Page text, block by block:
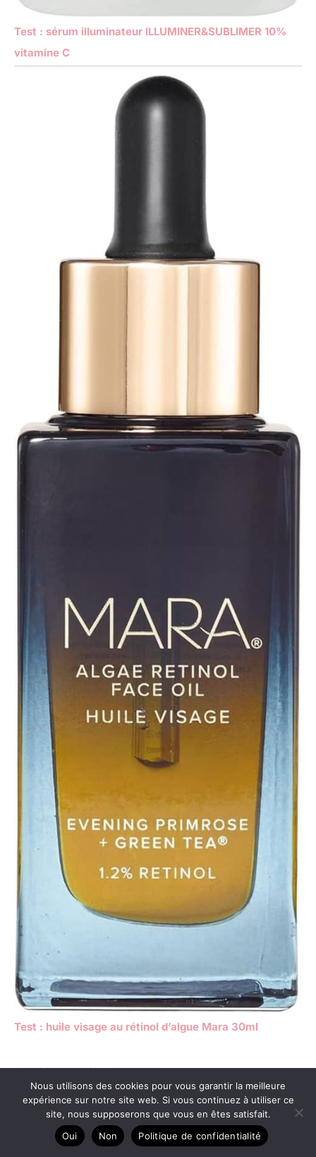
Test : sérum illuminateur ILLUMINER&SUBLIMER 10%
vitamine C
Test : huile visage au rétinol d’algue Mara 30ml
Nous utilisons des cookies pour vous garantir la meilleure
expérience sur notre site web. Si vous continuez à utiliser ce
site, nous supposerons que vous en êtes satisfait.
Oui
Non Politique de confidentialité